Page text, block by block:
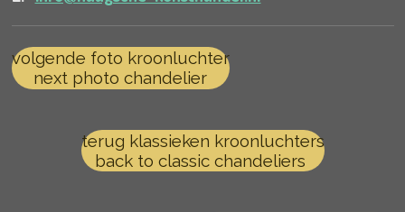
volgende foto kroonluchter
next photo chandelier
terug klassieken kroonluchters
back to classic chandeliers